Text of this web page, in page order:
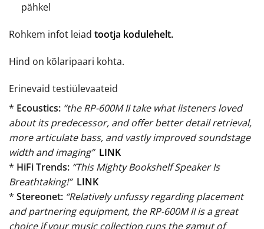
pähkel
Rohkem infot leiad tootja kodulehelt.
Hind on kõlaripaari kohta.
Erinevaid testiülevaateid
* Ecoustics: “the RP-600M II take what listeners loved
about its predecessor, and offer better detail retrieval,
more articulate bass, and vastly improved soundstage
width and imaging” LINK
* HiFi Trends: “This Mighty Bookshelf Speaker Is
Breathtaking!” LINK
* Stereonet: “Relatively unfussy regarding placement
and partnering equipment, the RP-600M II is a great
choice if your music collection runs the gamut of